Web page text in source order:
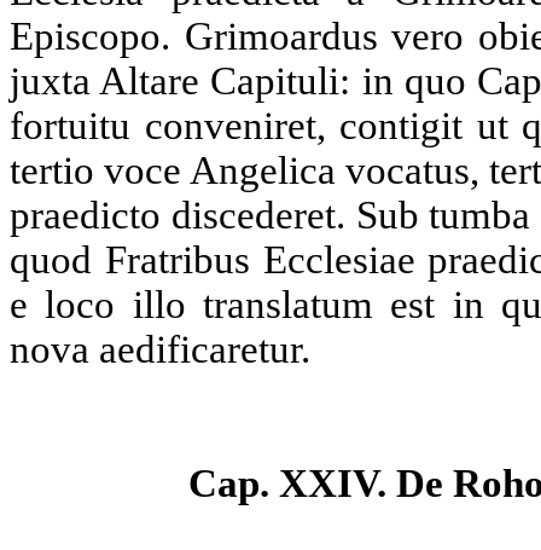
Episcopo. Grimoardus vero
juxta Altare Capituli: in quo
fortuitu conveniret, contigit ut
tertio voce Angelica vocatus,
praedicto discederet. Sub
quod Fratribus Ecclesiae
e loco illo translatum est in
nova aedificaretur.
Cap. XXIV. De